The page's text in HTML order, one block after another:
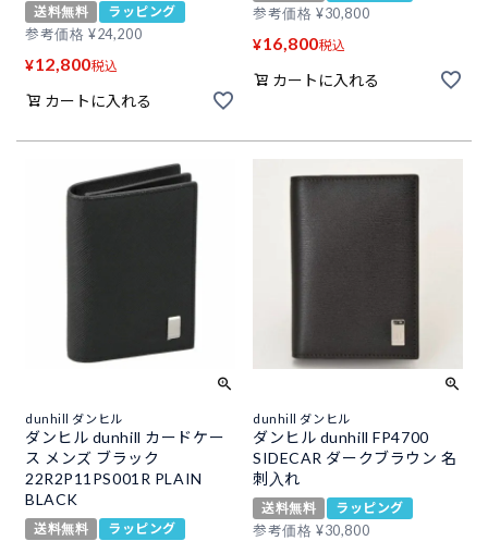
送料無料
ラッピング
参考価格 ¥24,200
¥12,800税込
カートに入れる
参考価格 ¥30,800
¥16,800税込
カートに入れる
dunhill ダンヒル
ダンヒル dunhill カードケー
ス メンズ ブラック
22R2P11PS001R PLAIN
BLACK
送料無料
ラッピング
dunhill ダンヒル
ダンヒル dunhill FP4700
SIDECAR ダークブラウン 名
刺入れ
送料無料
ラッピング
参考価格 ¥30,800